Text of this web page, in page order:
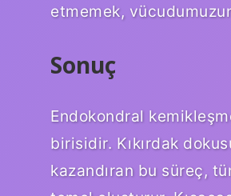
etmemek,
Sonuç
Endokondral
birisidir. Kıkırdak
kazandıran bu süreç,